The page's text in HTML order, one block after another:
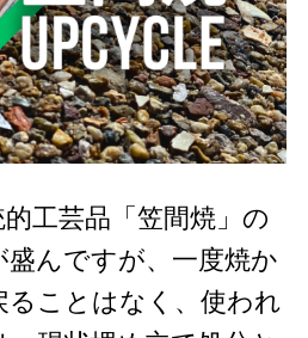
工芸品「笠間焼」の
盛んですが、一度焼か
ることはなく、使われ